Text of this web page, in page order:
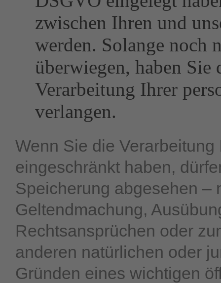
zwischen Ihren und
werden. Solange noch
überwiegen, haben Sie
Verarbeitung Ihrer
verlangen.
Wenn Sie die
eingeschränkt haben,
Speicherung abgesehen –
Geltendmachung,
Rechtsansprüchen oder
anderen natürlichen oder
Gründen eines wichtigen